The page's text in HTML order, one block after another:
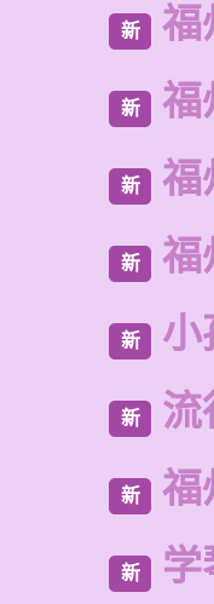
新 福
新 福
新 福
新 福
新 小
新 流
新 福
新 学